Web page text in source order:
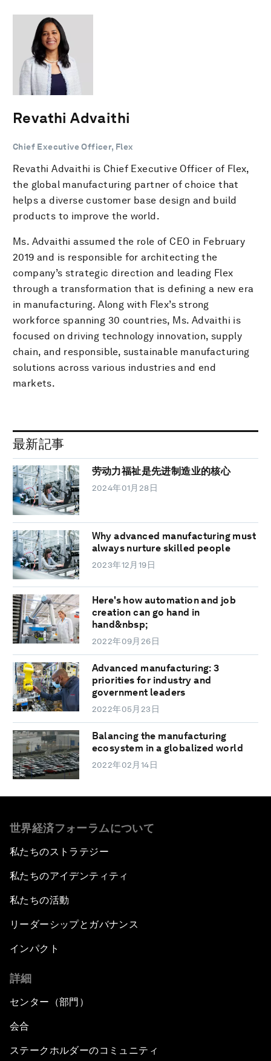
Revathi Advaithi
Chief Executive Officer, Flex
Revathi Advaithi is Chief Executive Officer of Flex,
the global manufacturing partner of choice that
helps a diverse customer base design and build
products to improve the world.
Ms. Advaithi assumed the role of CEO in February
2019 and is responsible for architecting the
company’s strategic direction and leading Flex
through a transformation that is defining a new era
in manufacturing. Along with Flex’s strong
workforce spanning 30 countries, Ms. Advaithi is
focused on driving technology innovation, supply
chain, and responsible, sustainable manufacturing
solutions across various industries and end
markets.
最新記事
劳动力福祉是先进制造业的核心
2024年01月28日
Why advanced manufacturing must
always nurture skilled people
2023年12月19日
Here's how automation and job
creation can go hand in
hand&nbsp;
2022年09月26日
Advanced manufacturing: 3
priorities for industry and
government leaders
2022年05月23日
Balancing the manufacturing
ecosystem in a globalized world
2022年02月14日
世界経済フォーラムについて
私たちのストラテジー
私たちのアイデンティティ
私たちの活動
リーダーシップとガバナンス
インパクト
詳細
センター（部門）
会合
ステークホルダーのコミュニティ